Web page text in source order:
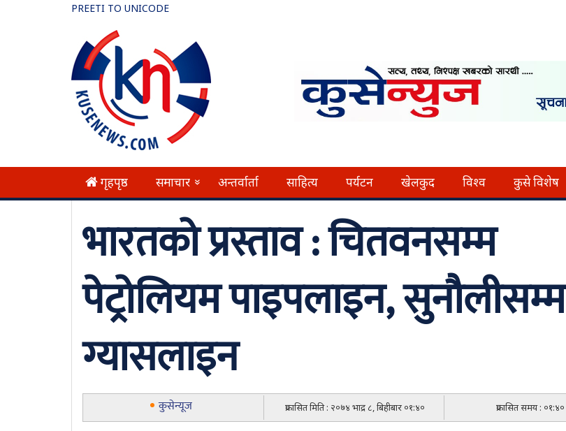
PREETI TO UNICODE
गृहपृष्ठ समाचार » अन्तर्वार्ता साहित्य पर्यटन खेलकुद विश्व कुसे विशेष
भारतको प्रस्ताव : चितवनसम्म
पेट्रोलियम पाइपलाइन, सुनौलीसम्म
ग्यासलाइन
कुसेन्यूज प्रकासित मिति : २०७४ भाद्र ८, बिहीबार ०१:४० प्रकासित समय : ०१:४०